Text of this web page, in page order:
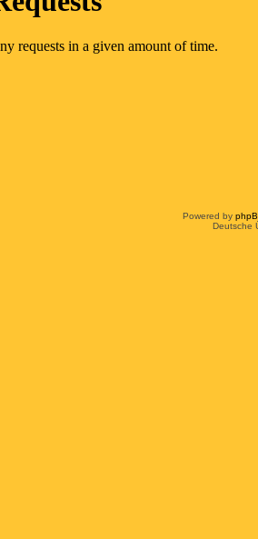
Powered by
Deutsche